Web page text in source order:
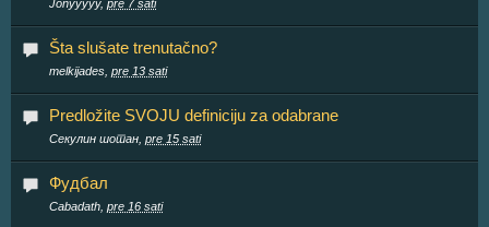
Jonyyyyy, pre 7 sati
Šta slušate trenutačno?
melkijades, pre 13 sati
Predložite SVOJU definiciju za odabrane
Секулин шотан, pre 15 sati
Фудбал
Cabadath, pre 16 sati